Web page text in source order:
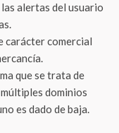
alertas del usuario
carácter comercial
que se trata de
dominios
es dado de baja.